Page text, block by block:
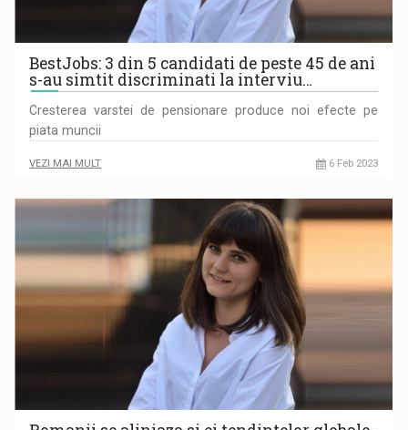
BestJobs: 3 din 5 candidati de peste 45 de ani
s-au simtit discriminati la interviu…
Cresterea varstei de pensionare produce noi efecte pe
piata muncii
VEZI MAI MULT 6 Feb 2023